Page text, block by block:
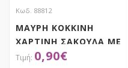
Κωδ. 88812
ΜΑΥΡΗ ΚΟΚΚΙΝΗ
ΧΑΡΤΙΝΗ ΣΑΚΟΥΛΑ ΜΕ
ΧΡΥΣΑ0,90€